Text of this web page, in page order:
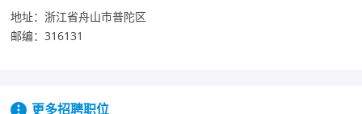
地址： 浙江省舟山市普陀区
邮编： 316131
更多招聘职位